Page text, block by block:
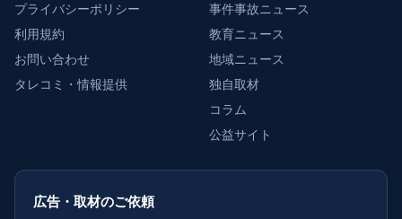
プライバシーポリシー
利用規約
お問い合わせ
タレコミ・情報提供
事件事故ニュース
教育ニュース
地域ニュース
独自取材
コラム
公益サイト
広告・取材のご依頼